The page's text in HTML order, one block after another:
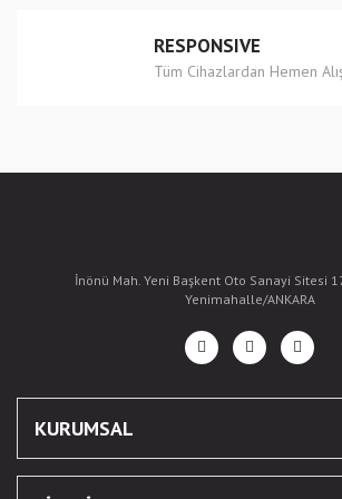
RESPONSIVE
Tüm Cihazlardan Hemen
İnönü Mah. Yeni Başkent Oto Sanayi Sitesi
Yenimahalle/ANKARA
KURUMSAL